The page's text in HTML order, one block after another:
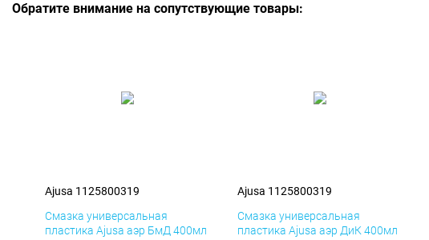
Обратите внимание на сопутствующие товары:
Ajusa 1125800319
Смазка универсальная
пластика Ajusa аэр БмД 400мл
Ajusa 1125800319
Смазка универсальная
пластика Ajusa аэр ДиК 400мл